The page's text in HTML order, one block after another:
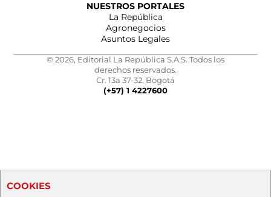
NUESTROS PORTALES
La República
Agronegocios
Asuntos Legales
© 2026, Editorial La República S.A.S. Todos los
derechos reservados.
Cr. 13a 37-32, Bogotá
(+57) 1 4227600
COOKIES